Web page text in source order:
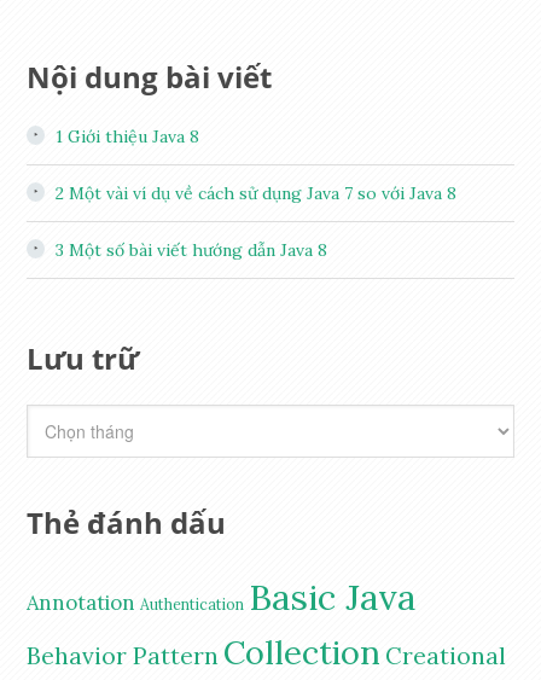
Nội dung bài viết
1 Giới thiệu Java 8
2 Một vài ví dụ về cách sử dụng Java 7 so với Java 8
3 Một số bài viết hướng dẫn Java 8
Lưu trữ
Thẻ đánh dấu
Annotation Authentication Basic Java
Behavior Pattern Collection Creational